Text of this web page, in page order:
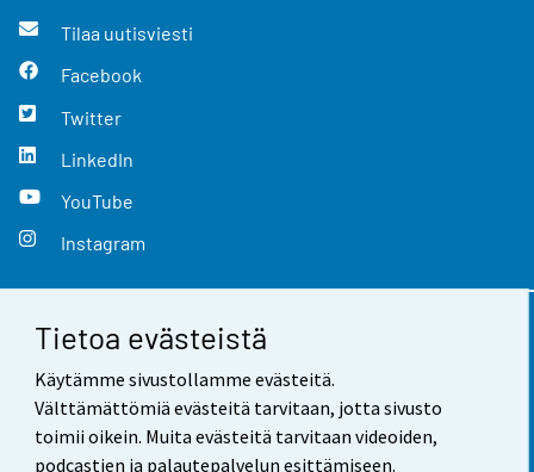
Tietoa evästeistä
Käytämme sivustollamme evästeitä.
Välttämättömiä evästeitä tarvitaan, jotta sivusto
toimii oikein. Muita evästeitä tarvitaan videoiden,
podcastien ja palautepalvelun esittämiseen.
Tilaa uutisviesti
Facebook
Twitter
LinkedIn
YouTube
Instagram
Yhteystiedot
Palaute
Käyttöehdot